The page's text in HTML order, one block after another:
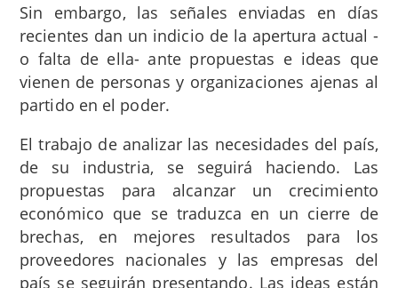
Sin embargo, las señales enviadas en días
recientes dan un indicio de la apertura actual -
o falta de ella- ante propuestas e ideas que
vienen de personas y organizaciones ajenas al
partido en el poder.
El trabajo de analizar las necesidades del país,
de su industria, se seguirá haciendo. Las
propuestas para alcanzar un crecimiento
económico que se traduzca en un cierre de
brechas, en mejores resultados para los
proveedores nacionales y las empresas del
país se seguirán presentando. Las ideas están